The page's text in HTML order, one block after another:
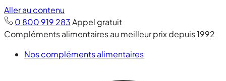
Aller au contenu
0 800 919 283Appel gratuit
Compléments alimentaires au meilleur prix depuis 1992
Nos compléments alimentaires